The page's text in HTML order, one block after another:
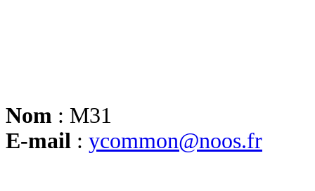
Nom : M31
E-mail : ycommon@noos.fr